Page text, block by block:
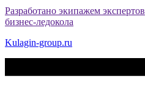
Разработано экипажем экспертов
бизнес-ледокола
Kulagin-group.ru